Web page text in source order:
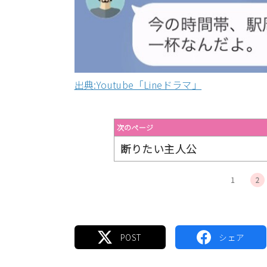
出典:Youtube「Lineドラマ」
次のページ
断りたい主人公
1 2